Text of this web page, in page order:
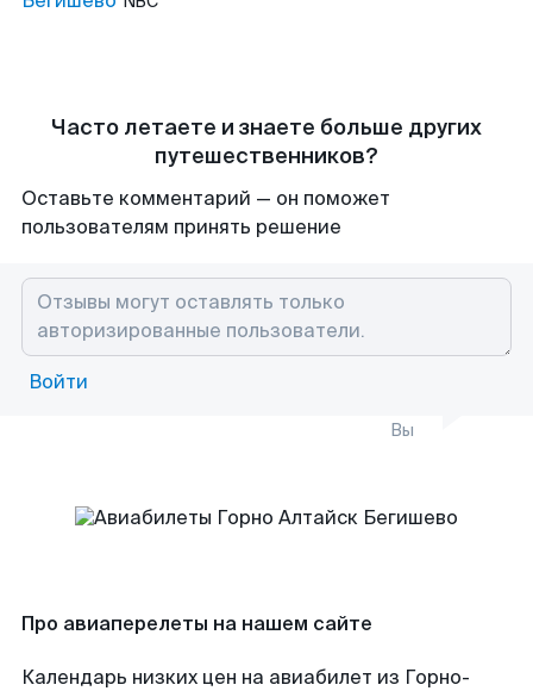
Часто летаете и знаете больше других
путешественников?
Оставьте комментарий — он поможет
пользователям принять решение
Войти
Вы
Про авиаперелеты на нашем сайте
Календарь низких цен на авиабилет из Горно-